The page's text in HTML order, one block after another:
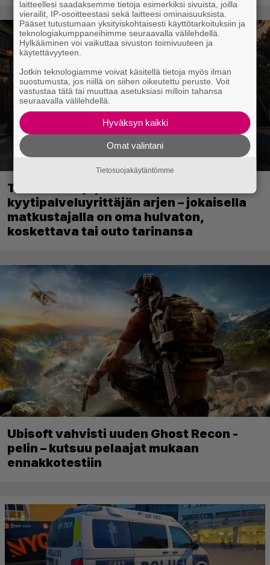
Tulevassa ajopelissä voi kokea
kyytipalveluyrittäjän arjen – jokaisella
matkustajalla on oma hulvaton,
koskettava tai outo tarinansa
Ubisoft vahvisti uuden Ghost Recon -
pelin – kutsuu pelaajat mukaan
ennakkotestiin
laitteellesi saadaksemme tietoja esimerkiksi sivuista, joilla
vierailit, IP-osoitteestasi sekä laitteesi ominaisuuksista.
Pääset tutustumaan yksityiskohtaisesti käyttötarkoituksiin ja
teknologiakumppaneihimme seuraavalla välilehdellä.
Hylkääminen voi vaikuttaa sivuston toimivuuteen ja
käytettävyyteen.
Jotkin teknologiamme voivat käsitellä tietoja myös ilman
suostumusta, jos niillä on siihen oikeutettu peruste. Voit
vastustaa tätä tai muuttaa asetuksiasi milloin tahansa
seuraavalla välilehdellä.
Hyväksyn kaikki
Omat valintani
Tietosuojakäytäntömme